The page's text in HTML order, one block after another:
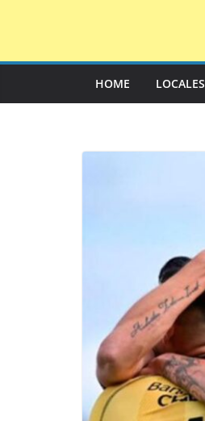
HOME LOCALES